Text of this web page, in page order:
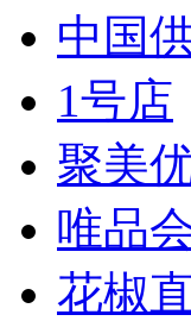
中国
1号店
聚美
唯品
花椒